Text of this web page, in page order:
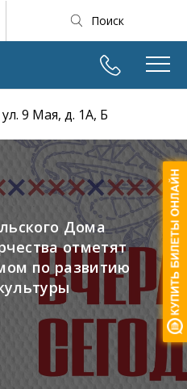
Поиск
9 Мая, д. 1А, Б
Дома
отметят
по развитию